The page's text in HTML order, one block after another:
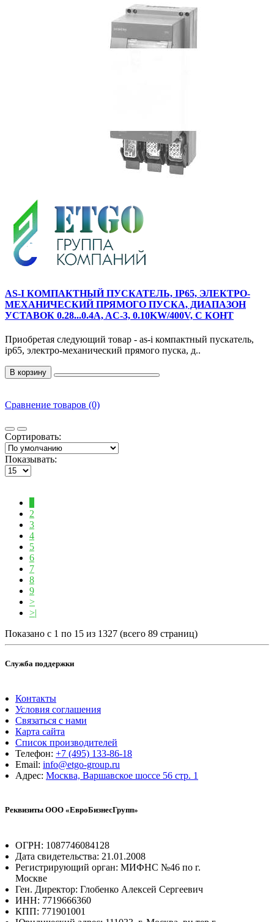
AS-I КОМПАКТНЫЙ ПУСКАТЕЛЬ, IP65, ЭЛЕКТРО-
МЕХАНИЧЕСКИЙ ПРЯМОГО ПУСКА, ДИАПАЗОН
УСТАВОК 0.28...0.4A, AC-3, 0.10KW/400V, С КОНТ
Приобретая следующий товар - as-i компактный пускатель,
ip65, электро-механический прямого пуска, д..
В корзину
Сравнение товаров (0)
Сортировать:
Показывать:
2
3
4
5
6
7
8
9
>
>|
Показано с 1 по 15 из 1327 (всего 89 страниц)
Служба поддержки
Контакты
Условия соглашения
Связаться с нами
Карта сайта
Список производителей
Телефон: +7 (495) 133-86-18
Email: info@etgo-group.ru
Адрес: Москва, Варшавское шоссе 56 стр. 1
Реквизиты ООО «ЕвроБизнесГрупп»
ОГРН: 1087746084128
Дата свидетельства: 21.01.2008
Регистрирующий орган: МИФНС №46 по г.
Москве
Ген. Директор: Глобенко Алексей Сергеевич
ИНН: 7719666360
КПП: 771901001